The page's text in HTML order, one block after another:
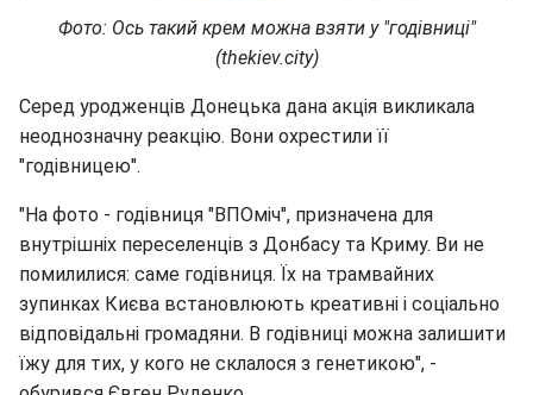
Фото: Ось такий крем можна взяти у "годівниці"
(thekiev.city)
Серед уродженців Донецька дана акція викликала
неоднозначну реакцію. Вони охрестили її
"годівницею".
"На фото - годівниця "ВПОміч", призначена для
внутрішніх переселенців з Донбасу та Криму. Ви не
помилилися: саме годівниця. Їх на трамвайних
зупинках Києва встановлюють креативні і соціально
відповідальні громадяни. В годівниці можна залишити
їжу для тих, у кого не склалося з генетикою", -